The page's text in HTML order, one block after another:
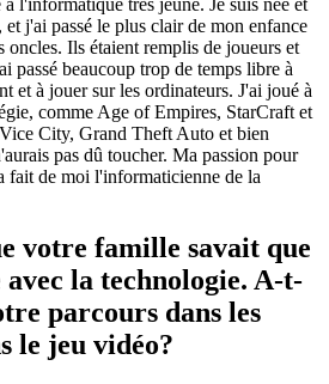
j'ai passé le plus clair de mon enfance
oncles. Ils étaient remplis de joueurs et
passé beaucoup trop de temps libre à
et à jouer sur les ordinateurs. J'ai joué à
comme Age of Empires, StarCraft et
City, Grand Theft Auto et bien
pas dû toucher. Ma passion pour
fait de moi l'informaticienne de la
votre famille savait que
avec la technologie. A-t-
parcours dans les
le jeu vidéo?